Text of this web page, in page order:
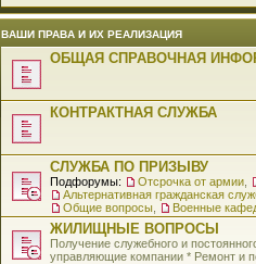
ВАШИ ПРАВА И ИХ РЕАЛИЗАЦИЯ
ОБЩАЯ СПРАВОЧНАЯ
КОНТРАКТНАЯ СЛУЖБА
СЛУЖБА ПО ПРИЗЫВУ
Подфорумы: Отсрочка от армии
Альтернативная гражданская
Общие вопросы
Военные
ЖИЛИЩНЫЕ ВОПРОСЫ
Получение служебного и
управляющие компании * Ремонт и